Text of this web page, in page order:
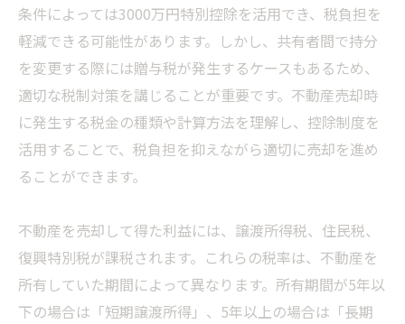
条件によっては3000万円特別控除を活用でき、税負担を
軽減できる可能性があります。しかし、共有者間で持分
を変更する際には贈与税が発生するケースもあるため、
適切な税制対策を講じることが重要です。不動産売却時
に発生する税金の種類や計算方法を理解し、控除制度を
活用することで、税負担を抑えながら適切に売却を進め
ることができます。
不動産を売却して得た利益には、譲渡所得税、住民税、
復興特別税が課税されます。これらの税率は、不動産を
所有していた期間によって異なります。所有期間が5年以
下の場合は「短期譲渡所得」、5年以上の場合は「長期